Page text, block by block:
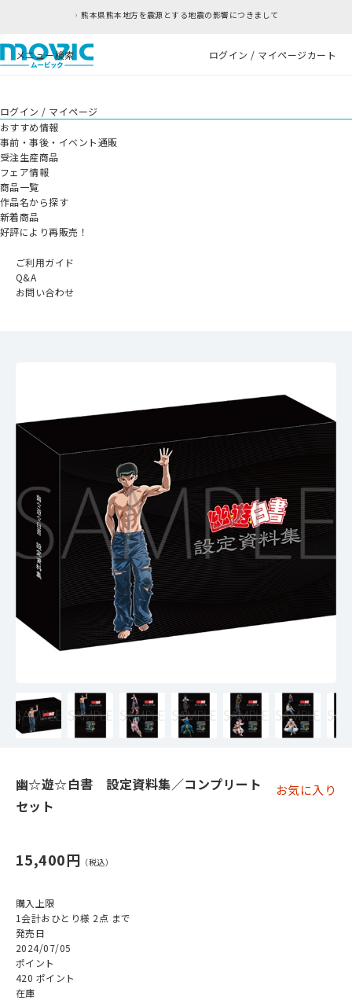
熊本県熊本地方を震源とする地震の影響につきまして
メニュー検索 ログイン / マイページカート
ログイン / マイページ
おすすめ情報
事前・事後・イベント通販
受注生産商品
フェア情報
商品一覧
作品名から探す
新着商品
好評により再販売！
ご利用ガイド
Q&A
お問い合わせ
幽☆遊☆白書 設定資料集／コンプリート
セット
お気に入り
15,400円
購入上限
1会計おひとり様 2点 まで
発売日
2024/07/05
ポイント
420 ポイント
在庫